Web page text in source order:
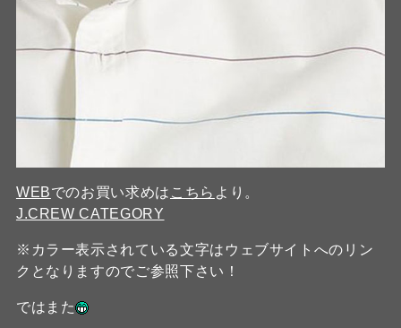
WEBでのお買い求めは こちら より。
J.CREW CATEGORY
※カラー表示されている文字はウェブサイトへのリン
クとなりますのでご参照下さい！
ではまた